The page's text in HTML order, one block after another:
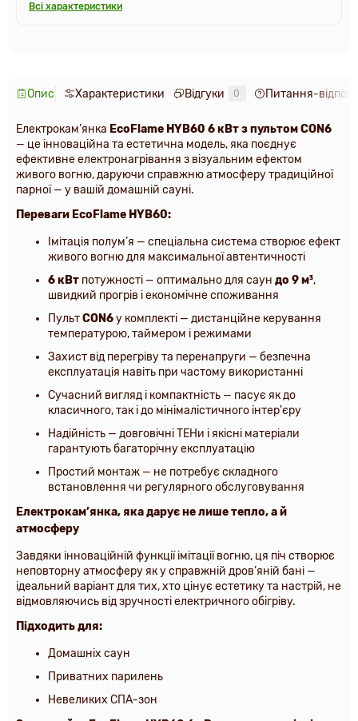
Всі характеристики
Опис Характеристики Відгуки 0 Питання-
Електрокам’янка EcoFlame HYB60 6 кВт з пультом CON6
— це інноваційна та естетична модель, яка поєднує
ефективне електронагрівання з візуальним ефектом
живого вогню, даруючи справжню атмосферу традиційної
парної — у вашій домашній сауні.
Переваги EcoFlame HYB60:
Імітація полум’я — спеціальна система створює ефект
живого вогню для максимальної автентичності
6 кВт потужності — оптимально для саун до 9 м³,
швидкий прогрів і економічне споживання
ПультCON6у комплекті — дистанційне керування
температурою, таймером і режимами
Захист від перегріву та перенапруги — безпечна
експлуатація навіть при частому використанні
Сучасний вигляд і компактність — пасує як до
класичного, так і до мінімалістичного інтер'єру
Надійність — довговічні ТЕНи і якісні матеріали
гарантують багаторічну експлуатацію
Простий монтаж — не потребує складного
встановлення чи регулярного обслуговування
Електрокам’янка, яка дарує не лише тепло, а й
атмосферу
Завдяки інноваційній функції імітації вогню, ця піч створює
неповторну атмосферу як у справжній дров’яній бані —
ідеальний варіант для тих, хто цінує естетику та настрій, не
відмовляючись від зручності електричного обігріву.
Підходить для:
Домашніх саун
Приватних парилень
Невеликих СПА-зон